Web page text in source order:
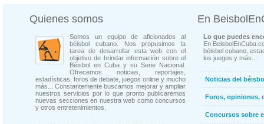
Quienes somos
Somos un equipo de aficionados al
béisbol cubano. Nos propusimos la
tarea de desarrollar esta web con el
objetivo de brindar información sobre el
Béisbol en Cuba y su Serie Nacional.
Ofrecemos noticias, reportajes,
estadísticas, foros de debate, juegos online y mucho
más... Constantemente buscamos mejorar y ampliar
nuestros servicios por lo que pronto publicaremos
nuevas secciones en nuestra web como concursos
y otros entretenimientos.
En
Lo que puedes
En
béisbol cubano,
los juegos y más...
Noticias del
Foros, opiniones,
Concursos sobre